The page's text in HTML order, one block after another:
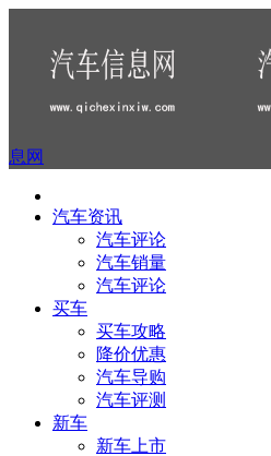
息网
汽车资讯
汽车评论
汽车销量
汽车评论
买车
买车攻略
降价优惠
汽车导购
汽车评测
新车
新车上市